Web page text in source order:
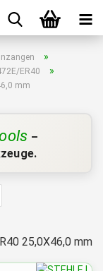
»
ER40 »
mm
–
25,0X46,0 mm